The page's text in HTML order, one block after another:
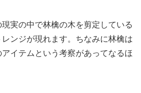
実の中で林檎の木を剪定している
ンジが現れます。ちなみに林檎は
イテムという考察があってなるほ